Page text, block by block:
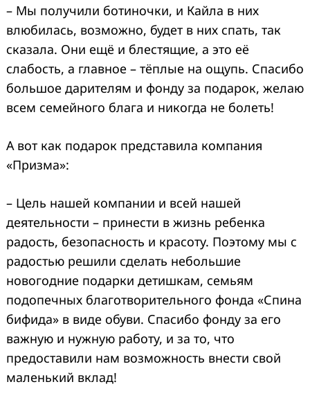
– Мы получили ботиночки, и Кайла в них
влюбилась, возможно, будет в них спать, так
сказала. Они ещё и блестящие, а это её
слабость, а главное – тёплые на ощупь. Спасибо
большое дарителям и фонду за подарок, желаю
всем семейного блага и никогда не болеть!
А вот как подарок представила компания
«Призма»:
– Цель нашей компании и всей нашей
деятельности – принести в жизнь ребенка
радость, безопасность и красоту. Поэтому мы с
радостью решили сделать небольшие
новогодние подарки детишкам, семьям
подопечных благотворительного фонда «Спина
бифида» в виде обуви. Спасибо фонду за его
важную и нужную работу, и за то, что
предоставили нам возможность внести свой
маленький вклад!